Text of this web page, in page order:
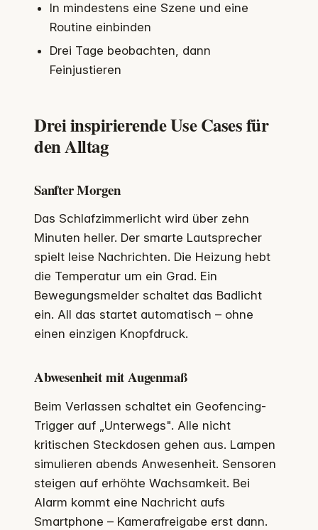
In mindestens eine Szene und eine
Routine einbinden
Drei Tage beobachten, dann
Feinjustieren
Drei inspirierende Use Cases für
den Alltag
Sanfter Morgen
Das Schlafzimmerlicht wird über zehn
Minuten heller. Der smarte Lautsprecher
spielt leise Nachrichten. Die Heizung hebt
die Temperatur um ein Grad. Ein
Bewegungsmelder schaltet das Badlicht
ein. All das startet automatisch – ohne
einen einzigen Knopfdruck.
Abwesenheit mit Augenmaß
Beim Verlassen schaltet ein Geofencing-
Trigger auf „Unterwegs". Alle nicht
kritischen Steckdosen gehen aus. Lampen
simulieren abends Anwesenheit. Sensoren
steigen auf erhöhte Wachsamkeit. Bei
Alarm kommt eine Nachricht aufs
Smartphone – Kamerafreigabe erst dann.